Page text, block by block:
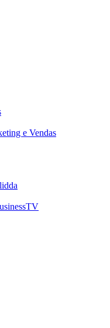
e Vendas